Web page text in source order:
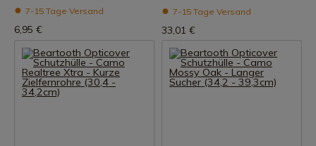
7-15 Tage Versand
6,95 €
7-15 Tage Versand
33,01 €